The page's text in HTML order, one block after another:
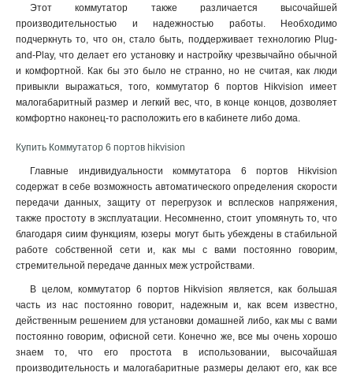
Этот коммутатор также различается высочайшей
производительностью и надежностью работы. Необходимо
подчеркнуть то, что он, стало быть, поддерживает технологию Plug-
and-Play, что делает его установку и настройку чрезвычайно обычной
и комфортной. Как бы это было не странно, но не считая, как люди
привыкли выражаться, того, коммутатор 6 портов Hikvision имеет
малогабаритный размер и легкий вес, что, в конце концов, дозволяет
комфортно наконец-то расположить его в кабинете либо дома.
Купить Коммутатор 6 портов hikvision
Главные индивидуальности коммутатора 6 портов Hikvision
содержат в себе возможность автоматического определения скорости
передачи данных, защиту от перегрузок и всплесков напряжения,
также простоту в эксплуатации. Несомненно, стоит упомянуть то, что
благодаря сиим функциям, юзеры могут быть убеждены в стабильной
работе собственной сети и, как мы с вами постоянно говорим,
стремительной передаче данных меж устройствами.
В целом, коммутатор 6 портов Hikvision является, как большая
часть из нас постоянно говорит, надежным и, как всем известно,
действенным решением для установки домашней либо, как мы с вами
постоянно говорим, офисной сети. Конечно же, все мы очень хорошо
знаем то, что его простота в использовании, высочайшая
производительность и малогабаритные размеры делают его, как все